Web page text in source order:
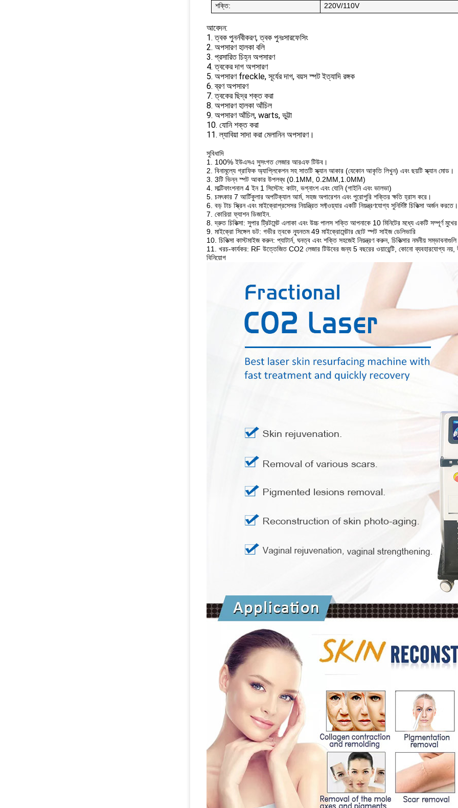
শক্তি:
220V/110V
আবেদন:
1. ত্বক পুনর্নবীকরণ, ত্বক পুনঃসারফেসিং
2. অপসারণ হালকা বলি
3. প্রসারিত চিহ্ন অপসারণ
4. ত্বকের দাগ অপসারণ
5. অপসারণ freckle, সূর্যের দাগ, বয়স স্পট ইত্যাদি রঙ্গক
6. ব্রণ অপসারণ
7. ত্বকের ছিদ্র শক্ত করা
8. অপসারণ হালকা আঁচিল
9. অপসারণ আঁচিল, warts, ভুট্টা
10. যোনি শক্ত করা
11. ল্যাবিয়া সাদা করা মেলানিন অপসারণ।
সুবিধাদি
1. 100% ইউএসএ সুসংগত লেজার আরএফ টিউব।
2. বিনামূল্যে গ্রাফিক অ্যাপ্লিকেশন সহ সাতটি স্ক্যান আকার (যেকোন আকৃতি লিখুন) এবং ছয়টি স্ক্যান মোড।
3. 3টি ভিন্ন স্পট আকার উপলব্ধ (0.1MM, 0.2MM,1.0MM)
4. মাল্টিফাংশনাল 4 ইন 1 সিস্টেম: কাটা, ভগ্নাংশ এবং যোনি (গাইনি এবং ভালভা)
5. চমৎকার 7 আর্টিকুলার অপটিক্যাল আর্ম, সহজ অপারেশন এবং পুরোপুরি শক্তির ক্ষতি হ্রাস করে।
6. বড় টাচ স্ক্রিন এবং মাইক্রোপ্রসেসর নিয়ন্ত্রিত সফ্টওয়্যার একটি নিয়ন্ত্রণযোগ্য সুনির্দিষ্ট চিকিত্সা অর্জন করতে।
7. কোরিয়া ফ্যাশন ডিজাইন.
8. দ্রুত চিকিত্সা: সুপার ট্রিটমেন্ট এলাকা এবং উচ্চ পালস শক্তি আপনাকে 10 মিনিটের মধ্যে একটি সম্পূর্ণ মুখের
9. মাইক্রো সিঙ্গেল ডট: গভীর ত্বকে ন্যূনতম 49 মাইক্রোমেন্টার ছোট স্পট সাইজ ডেলিভারি
10. চিকিত্সা কাস্টমাইজ করুন: প্যাটার্ন, ঘনত্ব এবং শক্তি সহজেই নিয়ন্ত্রণ করুন, চিকিত্সার নমনীয়
11. খরচ-কার্যকর: RF উত্তেজিত CO2 লেজার টিউবের জন্য 5 বছরের ওয়ারেন্টি, কোনো ব্যবহারযোগ্য নয়,
বিনিয়োগ